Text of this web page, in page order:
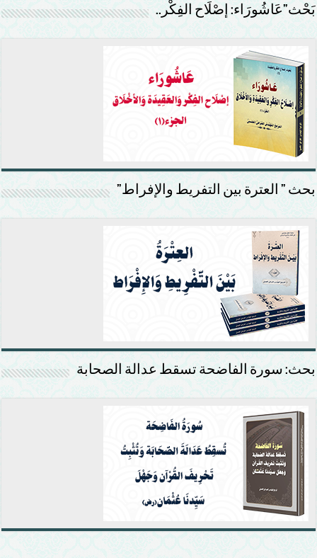
بَحْث”عَاشُورَاء: إصْلَاح الفِكْر..
بحث ” العترة بين التفريط والإفراط”
بحث: سورة الفاضحة تسقط عدالة الصحابة